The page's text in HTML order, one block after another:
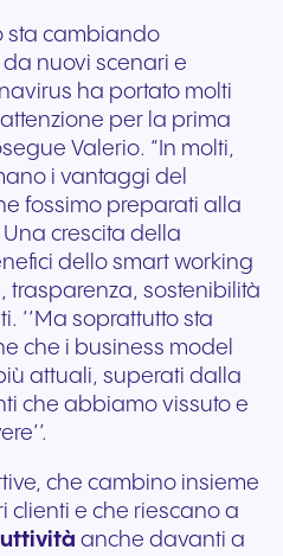
sta cambiando
nuovi scenari e
ha portato molti
per la prima
Valerio. “In molti,
i vantaggi del
fossimo preparati alla
Una crescita della
dello smart working
trasparenza, sostenibilità
‘‘Ma soprattutto sta
che i business model
attuali, superati dalla
che abbiamo vissuto e
che cambino insieme
clienti e che riescano a
anche davanti a